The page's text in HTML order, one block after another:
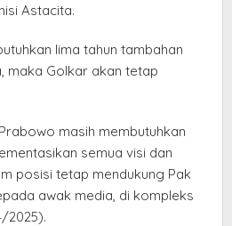
Astacita.
lima tahun tambahan
maka Golkar akan tetap
masih membutuhkan
semua visi dan
posisi tetap mendukung Pak
awak media, di kompleks
2025).